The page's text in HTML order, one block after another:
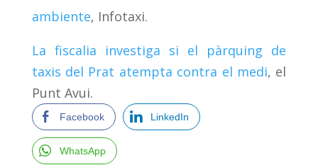
ambiente, Infotaxi.
La fiscalia investiga si el pàrquing de
taxis del Prat atempta contra el medi, el
Punt Avui.
Facebook LinkedIn
WhatsApp